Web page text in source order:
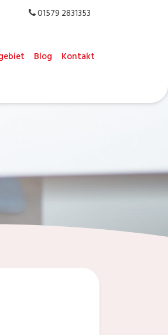
01579 2831353
Blog Kontakt